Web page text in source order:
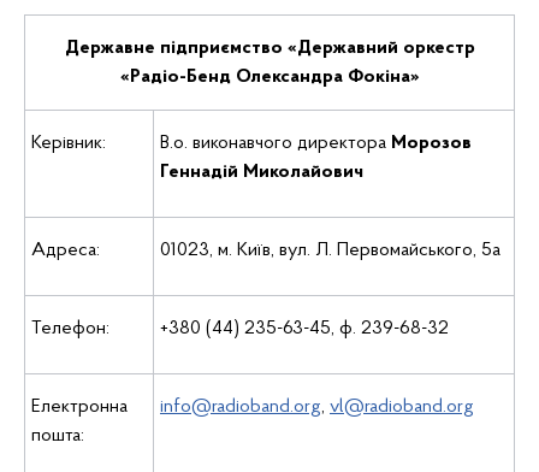
Державне підприємство «Державний оркестр
«Радіо-Бенд Олександра Фокіна»
Керiвник: В.о. виконавчого директора Морозов
Геннадій Миколайович
Адреса: 01023, м. Київ, вул. Л. Первомайського, 5а
Телефон: +380 (44) 235-63-45, ф. 239-68-32
Електронна
пошта:
info@radioband.org, vl@radioband.org